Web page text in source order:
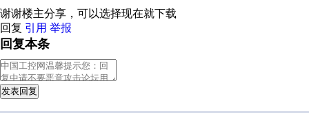
谢谢楼主分享，可以选择现在就下载
回复 引用 举报
回复本条
发表回复